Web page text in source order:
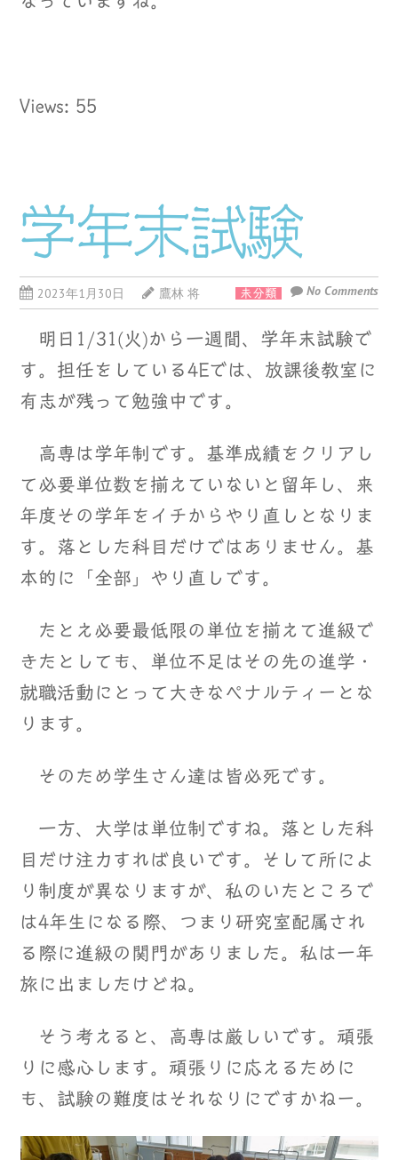
Views: 55
学年末試験
2023年1月30日 鷹林 将 未分類 No Comments
明日1/31(火)から一週間、学年末試験で
す。担任をしている4Eでは、放課後教室に
有志が残って勉強中です。
高専は学年制です。基準成績をクリアし
て必要単位数を揃えていないと留年し、来
年度その学年をイチからやり直しとなりま
す。落とした科目だけではありません。基
本的に「全部」やり直しです。
たとえ必要最低限の単位を揃えて進級で
きたとしても、単位不足はその先の進学・
就職活動にとって大きなペナルティーとな
ります。
そのため学生さん達は皆必死です。
一方、大学は単位制ですね。落とした科
目だけ注力すれば良いです。そして所によ
り制度が異なりますが、私のいたところで
は4年生になる際、つまり研究室配属され
る際に進級の関門がありました。私は一年
旅に出ましたけどね。
そう考えると、高専は厳しいです。頑張
りに感心します。頑張りに応えるために
も、試験の難度はそれなりにですかねー。